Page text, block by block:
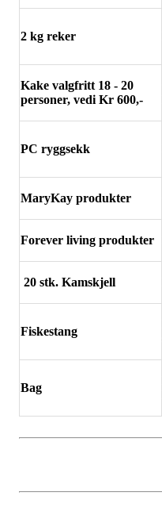
2 kg reker
Kake valgfritt 18 - 20
personer, vedi Kr 600,-
PC ryggsekk
MaryKay produkter
Forever living produkter
20 stk. Kamskjell
Fiskestang
Bag